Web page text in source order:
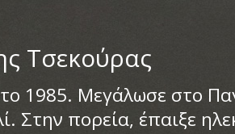
Τσεκούρας
1985. Μεγάλωσε στο
Στην πορεία, έπαιξε